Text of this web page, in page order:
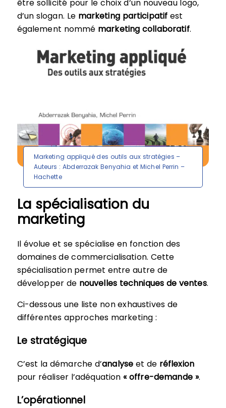
être sollicité pour le choix d’un nouveau logo,
d’un slogan. Le marketing participatif est
également nommé marketing collaboratif.
Marketing appliqué des outils aux stratégies –
Auteurs : Abderrazak Benyahia et Michel Perrin –
Hachette
La spécialisation du
marketing
Il évolue et se spécialise en fonction des
domaines de commercialisation. Cette
spécialisation permet entre autre de
développer de nouvelles techniques de ventes.
Ci-dessous une liste non exhaustives de
différentes approches marketing :
Le stratégique
C’est la démarche d’analyse et de réflexion
pour réaliser l’adéquation« offre-demande ».
L’opérationnel